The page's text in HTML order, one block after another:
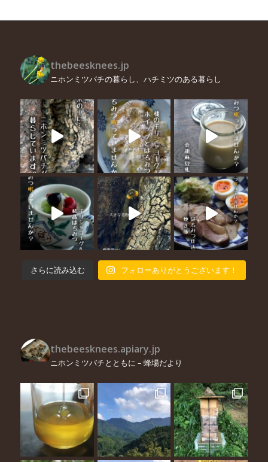
thebeesknees.jp
ニホンミツバチの暮らし、ハチミツのある暮らし
さらに読み込む フォローありがとうございます！
thebeesknees.apiary.jp
ニホンミツバチとともに – 蜂場だより